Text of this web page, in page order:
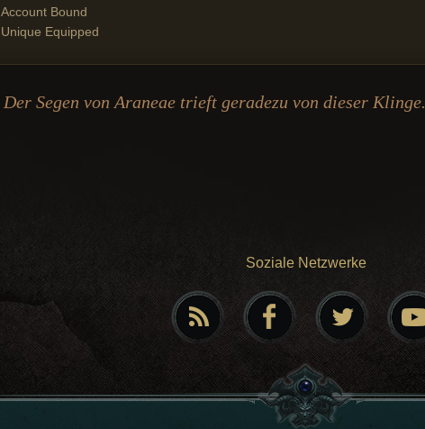
Account Bound
Unique Equipped
Der Segen von Araneae trieft geradezu von dieser Klinge.
Soziale Netzwerke